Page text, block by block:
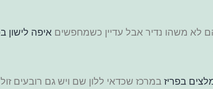
הם לא משהו נדיר אבל עדיין כשמחפשים איפה לישון
בפריז במרכז שכדאי ללון שם ויש גם רובעים